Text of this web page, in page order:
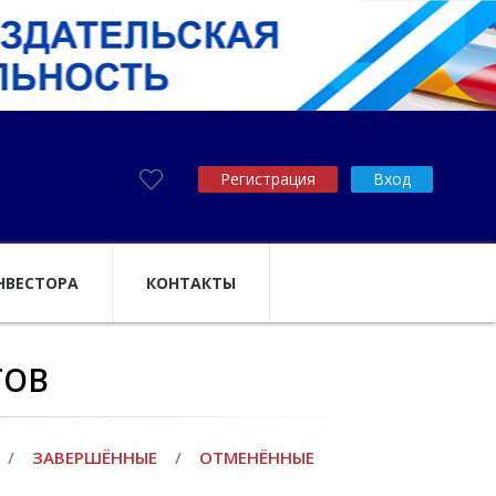
Регистрация Вход
КОНТАКТЫ
/ ЗАВЕРШЁННЫЕ / ОТМЕНЁННЫЕ